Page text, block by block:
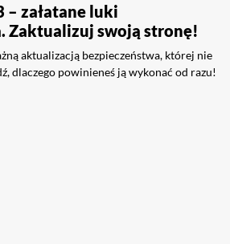
– załatane luki
Zaktualizuj swoją stronę!
aktualizacją bezpieczeństwa, której nie
dlaczego powinieneś ją wykonać od razu!